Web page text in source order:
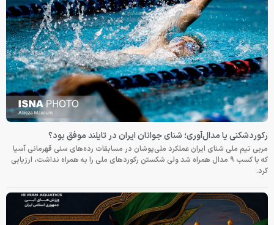
رکوردشکنی یا مدال‌آوری؛ شنای جوانان ایران در تایلند موفق بود؟
مربی تیم ملی شنای ایران عملکرد ملی‌پوشان در مسابقات رده‌های سنی قهرمانی آسیا
که با کسب ۹ مدال همراه شد ولی شکستن رکوردهای ملی را به همراه نداشت، ارزیابی
کرد.